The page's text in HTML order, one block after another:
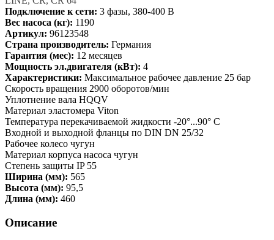
Подключение к сети: 3 фазы, 380-400 В
Вес насоса (кг): 1190
Артикул: 96123548
Страна производитель: Германия
Гарантия (мес): 12 месяцев
Мощность эл.двигателя (кВт): 4
Характеристики: Максимальное рабочее давление 25 бар
Скорость вращения 2900 оборотов/мин
Уплотнение вала HQQV
Материал эластомера Viton
Температура перекачиваемой жидкости -20°...90° C
Входной и выходной фланцы по DIN DN 25/32
Рабочее колесо чугун
Материал корпуса насоса чугун
Степень защиты IP 55
Ширина (мм): 565
Высота (мм): 95,5
Длина (мм): 460
Описание